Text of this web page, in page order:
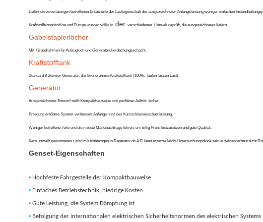
Liefert die zuverlässigen betroffenen Ersatzteile der Laufeigenschaft der ausgezeichneten Anfangsleistung weniger einfachen Instandhaltungs
Kraftstoffeinspritzdüse und Pumpe wurden völlig in der verschiedenen Umwelt geprüft, die ausgezeichnetes liefern.
Gabelstaplerlöcher
Mit Grundrahmen für Aufzugloch und Generatorüberdachungsschacht.
Kraftstofftank
Standard 8 Stunden Generator, die GrundrahmenKraftstofftank (100%, laufen lassen Last)
Generator
Ausgezeichneter Entwurf stellt Kompaktbauweise und perfekten Auftritt sicher.
Erregung erhöhtes System verbessert Anfangs- und des Kurzschlussesschutzleistung.
Weniger betroffene Teile und die meiste Marktnachfrage führen, um billig Preis festzusetzen und gute Qualität.
Kern zerteilt gewonnenes t wird mit.einbezogen in Reparatur ob A R kann ersetzte leicht Untersuchungsdiode sein auseinanderbaut nicht
Genset-Eigenschaften
• Hochfeste Fahrgestelle der Kompaktbauweise
• Einfaches Betriebstechnik, niedrige Kosten
• Gute Leistung, die System Dämpfung ist
• Befolgung der internationalen elektrischen Sicherheitsnormen des elektrischen Systems